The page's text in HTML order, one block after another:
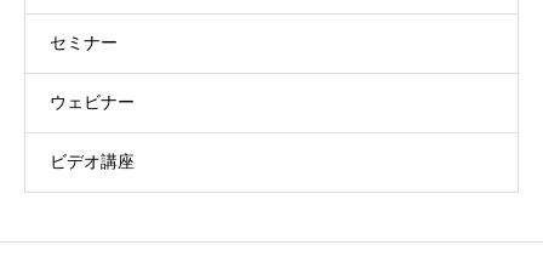
セミナー
ウェビナー
ビデオ講座